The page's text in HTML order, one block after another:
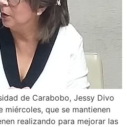
de Carabobo, Jessy Divo
miércoles, que se mantienen
realizando para mejorar las